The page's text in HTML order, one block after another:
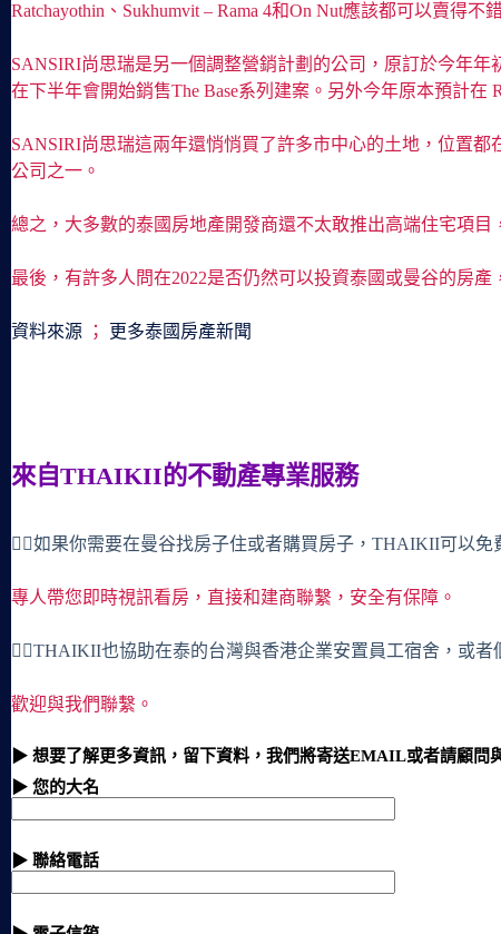
Ratchayothin、Sukhumvit – Rama 4和On Nut應該都可以賣得不
SANSIRI尚思瑞是另一個調整營銷計劃的公司，原訂於今年
在下半年會開始銷售The Base系列建案。另外今年原本預計在
SANSIRI尚思瑞這兩年還悄悄買了許多市中心的土地，位置都
公司之一。
總之，大多數的泰國房地產開發商還不太敢推出高端住宅項目
最後，有許多人問在2022是否仍然可以投資泰國或曼谷的房
資料來源 ； 更多泰國房產新聞
來自THAIKII的不動產專業服務
🙋‍♀️如果你需要在曼谷找房子住或者購買房子，THAIKII可以免
專人帶您即時視訊看房，直接和建商聯繫，安全有保障。
🙋‍♀️THAIKII也協助在泰的台灣與香港企業安置員工宿舍，或者
歡迎與我們聯繫。
▶ 想要了解更多資訊，留下資料，我們將寄送EMAIL或者請顧問
▶ 您的大名
▶ 聯絡電話